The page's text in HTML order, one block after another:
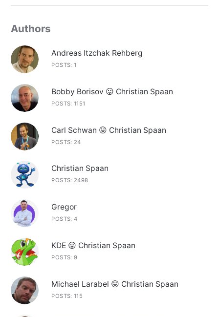
Authors
Andreas Itzchak Rehberg
POSTS: 1
Bobby Borisov 😛 Christian Spaan
POSTS: 1151
Carl Schwan 😛 Christian Spaan
POSTS: 24
Christian Spaan
POSTS: 2498
Gregor
POSTS: 4
KDE 😛 Christian Spaan
POSTS: 9
Michael Larabel 😛 Christian Spaan
POSTS: 115